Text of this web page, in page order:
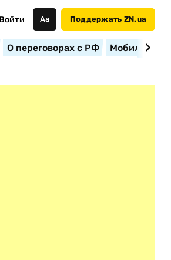
Войти Аа Поддержать ZN.ua
О переговорах с РФ